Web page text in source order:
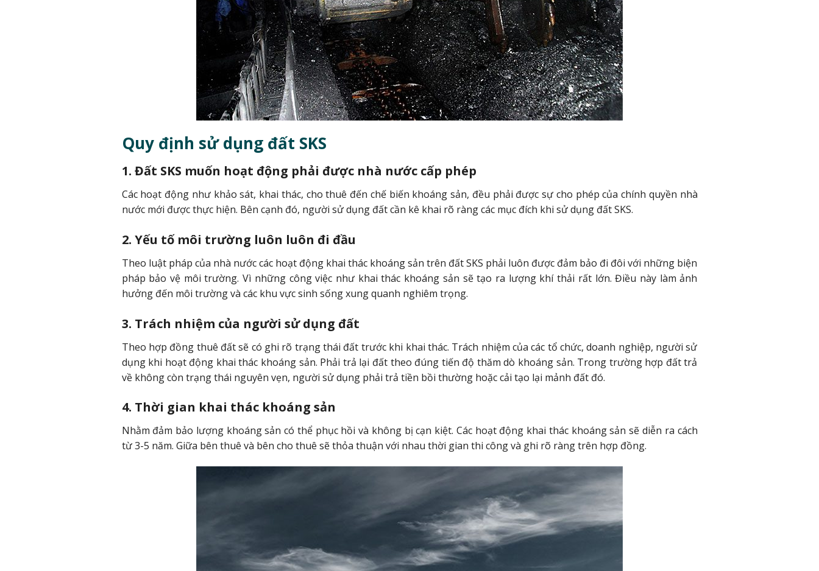
Quy định sử dụng đất SKS
1. Đất SKS muốn hoạt động phải được nhà nước cấp phép
Các hoạt động như khảo sát, khai thác, cho thuê đến chế biến khoáng sản, đều phải được sự cho phép của chính quyền nhà
nước mới được thực hiện. Bên cạnh đó, người sử dụng đất cần kê khai rõ ràng các mục đích khi sử dụng đất SKS.
2. Yếu tố môi trường luôn luôn đi đầu
Theo luật pháp của nhà nước các hoạt động khai thác khoáng sản trên đất SKS phải luôn được đảm bảo đi đôi với những biện
pháp bảo vệ môi trường. Vì những công việc như khai thác khoáng sản sẽ tạo ra lượng khí thải rất lớn. Điều này làm ảnh
hưởng đến môi trường và các khu vực sinh sống xung quanh nghiêm trọng.
3. Trách nhiệm của người sử dụng đất
Theo hợp đồng thuê đất sẽ có ghi rõ trạng thái đất trước khi khai thác. Trách nhiệm của các tổ chức, doanh nghiệp, người sử
dụng khi hoạt động khai thác khoáng sản. Phải trả lại đất theo đúng tiến độ thăm dò khoáng sản. Trong trường hợp đất trả
về không còn trạng thái nguyên vẹn, người sử dụng phải trả tiền bồi thường hoặc cải tạo lại mảnh đất đó.
4. Thời gian khai thác khoáng sản
Nhằm đảm bảo lượng khoáng sản có thể phục hồi và không bị cạn kiệt. Các hoạt động khai thác khoáng sản sẽ diễn ra cách
từ 3-5 năm. Giữa bên thuê và bên cho thuê sẽ thỏa thuận với nhau thời gian thi công và ghi rõ ràng trên hợp đồng.